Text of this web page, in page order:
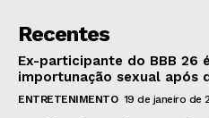
Recentes
Ex-participante do BBB 26
importunação sexual após
ENTRETENIMENTO 19 de janeiro de